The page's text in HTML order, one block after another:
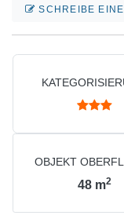
SCHREIBE
OBJEKT
48 m2